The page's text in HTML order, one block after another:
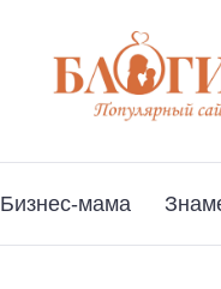
Бизнес-мама